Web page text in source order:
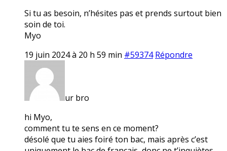
Si tu as besoin, n’hésites pas et prends surtout bien
soin de toi.
Myo
19 juin 2024 à 20 h 59 min #59374 Répondre
ur bro
hi Myo,
comment tu te sens en ce moment?
désolé que tu aies foiré ton bac, mais après c’est